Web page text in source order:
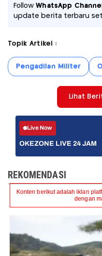
FollowWhatsApp
update berita terbaru
Topik Artikel :
Pengadilan Militer
Lihat
Live Now
OKEZONE LIVE 24 JAM